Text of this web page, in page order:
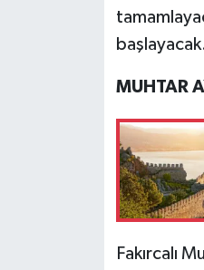
MUHTAR
Fakırcalı